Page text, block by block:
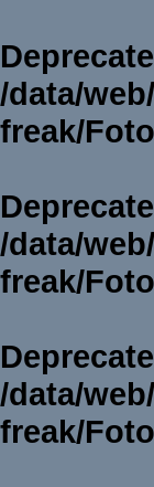
/data/
freak/
/data/
freak/
/data/
freak/